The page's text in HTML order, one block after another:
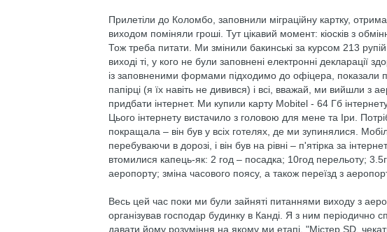
Прилетіли до Коломбо, заповнили міграційну картку,
виходом поміняли гроші. Тут цікавий момент: кіосків з
Тож треба питати. Ми змінили бакинські за курсом 213
виході ті, у кого не були заповнені електронні декларації
із заповненими формами підходимо до офіцера, показали
папірці (я їх навіть не дивився) і всі, вважай, ми вийшли
придбати інтернет. Ми купили карту Mobitel - 64 Гб
Цього інтернету вистачило з головою для мене та Іри.
покращала – він був у всіх готелях, де ми зупинялися.
перебуваючи в дорозі, і він був на рівні – п'ятірка за
втомилися капець-як: 2 год – посадка; 10год перельоту;
аеропорту; зміна часового поясу, а також переїзд з
Весь цей час поки ми були зайняті питаннями виходу з
організував господар будинку в Канді. Я з ним періодично
давати йому розуміння на якому ми етапі. "Містер SD,